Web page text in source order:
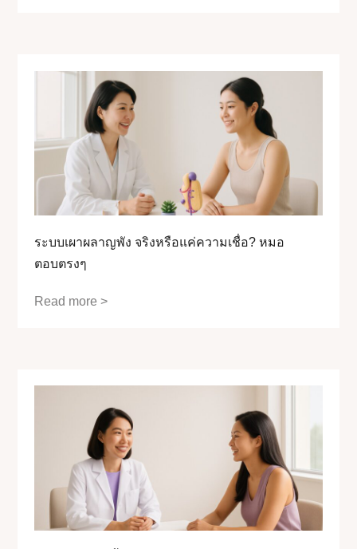
ระบบเผาผลาญพัง จริงหรือแค่ความเชื่อ? หมอ
ตอบตรงๆ
Read more >